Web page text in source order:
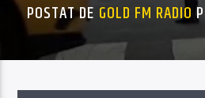
POSTAT DE GOLD FM RADIO